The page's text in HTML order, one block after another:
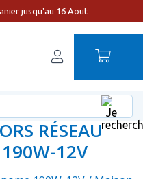
jusqu'au 16 Aout
RÉSEAU
12V